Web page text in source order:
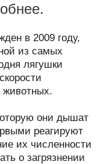
в 2009 году,
из самых
лягушки
животных.
они дышат
реагируют
их численности
о загрязнении